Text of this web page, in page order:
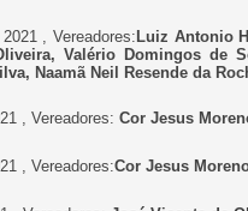
, Vereadores:Luiz Antonio
Valério Domingos de
Naamã Neil Resende da
, Vereadores: Cor Jesus
, Vereadores:Cor Jesus